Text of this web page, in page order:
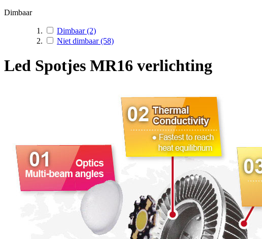
Dimbaar
Dimbaar(2)
Niet dimbaar(58)
Led Spotjes MR16 verlichting